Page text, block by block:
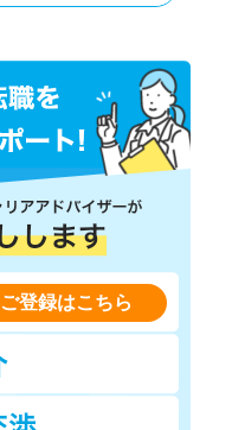
ご登録はこちら